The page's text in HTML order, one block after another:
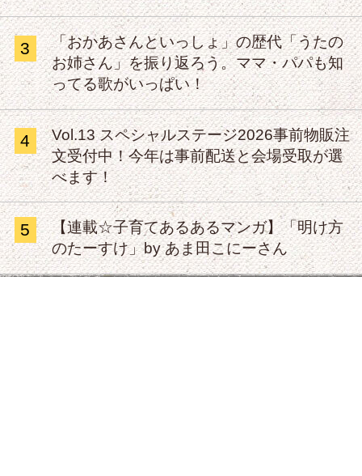
3
「おかあさんといっしょ」の歴代「うたの
お姉さん」を振り返ろう。ママ・パパも知
ってる歌がいっぱい！
4
Vol.13 スペシャルステージ2026事前物販注
文受付中！今年は事前配送と会場受取が選
べます！
5
【連載☆子育てあるあるマンガ】「明け方
のたーすけ」by あま田こにーさん